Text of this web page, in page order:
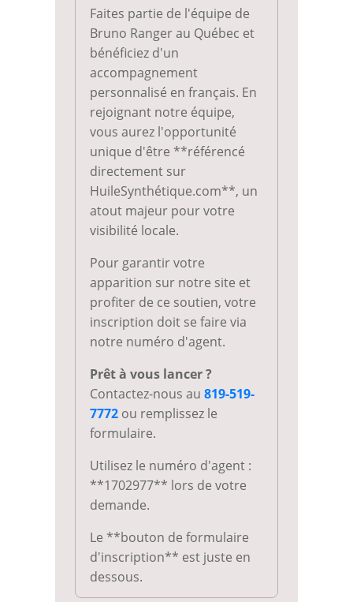
Faites partie de l'équipe de
Bruno Ranger au Québec et
bénéficiez d'un
accompagnement
personnalisé en français. En
rejoignant notre équipe,
vous aurez l'opportunité
unique d'être **référencé
directement sur
HuileSynthétique.com**, un
atout majeur pour votre
visibilité locale.
Pour garantir votre
apparition sur notre site et
profiter de ce soutien, votre
inscription doit se faire via
notre numéro d'agent.
Prêt à vous lancer ?
Contactez-nous au 819-519-
7772ou remplissez le
formulaire.
Utilisez le numéro d'agent :
**1702977** lors de votre
demande.
Le **bouton de formulaire
d'inscription** est juste en
dessous.